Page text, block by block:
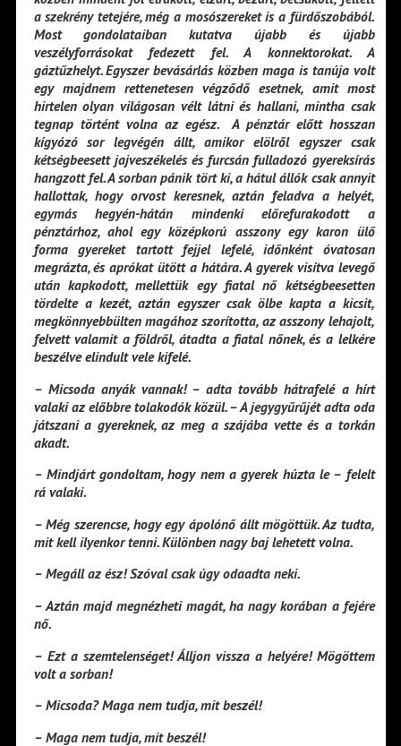
a szekrény tetejére, még a mosószereket is a fürdőszobából.
Most gondolataiban kutatva újabb és újabb
veszélyforrásokat fedezett fel. A konnektorokat. A
gáztűzhelyt. Egyszer bevásárlás közben maga is tanúja volt
egy majdnem rettenetesen végződő esetnek, amit most
hirtelen olyan világosan vélt látni és hallani, mintha csak
tegnap történt volna az egész. A pénztár előtt hosszan
kígyózó sor legvégén állt, amikor elölről egyszer csak
kétségbeesett jajveszékelés és furcsán fulladozó gyereksírás
hangzott fel. A sorban pánik tört ki, a hátul állók csak annyit
hallottak, hogy orvost keresnek, aztán feladva a helyét,
egymás hegyén-hátán mindenki előrefurakodott a
pénztárhoz, ahol egy középkorú asszony egy karon ülő
forma gyereket tartott fejjel lefelé, időnként óvatosan
megrázta, és aprókat ütött a hátára. A gyerek visítva levegő
után kapkodott, mellettük egy fiatal nő kétségbeesetten
tördelte a kezét, aztán egyszer csak ölbe kapta a kicsit,
megkönnyebbülten magához szorította, az asszony lehajolt,
felvett valamit a földről, átadta a fiatal nőnek, és a lelkére
beszélve elindult vele kifelé.
– Micsoda anyák vannak! – adta tovább hátrafelé a hírt
valaki az előbbre tolakodók közül. – A jegygyűrűjét adta oda
játszani a gyereknek, az meg a szájába vette és a torkán
akadt.
– Mindjárt gondoltam, hogy nem a gyerek húzta le – felelt
rá valaki.
– Még szerencse, hogy egy ápolónő állt mögöttük. Az tudta,
mit kell ilyenkor tenni. Különben nagy baj lehetett volna.
– Megáll az ész! Szóval csak úgy odaadta neki.
– Aztán majd megnézheti magát, ha nagy korában a fejére
nő.
– Ezt a szemtelenséget! Álljon vissza a helyére! Mögöttem
volt a sorban!
– Micsoda? Maga nem tudja, mit beszél!
– Maga nem tudja, mit beszél!